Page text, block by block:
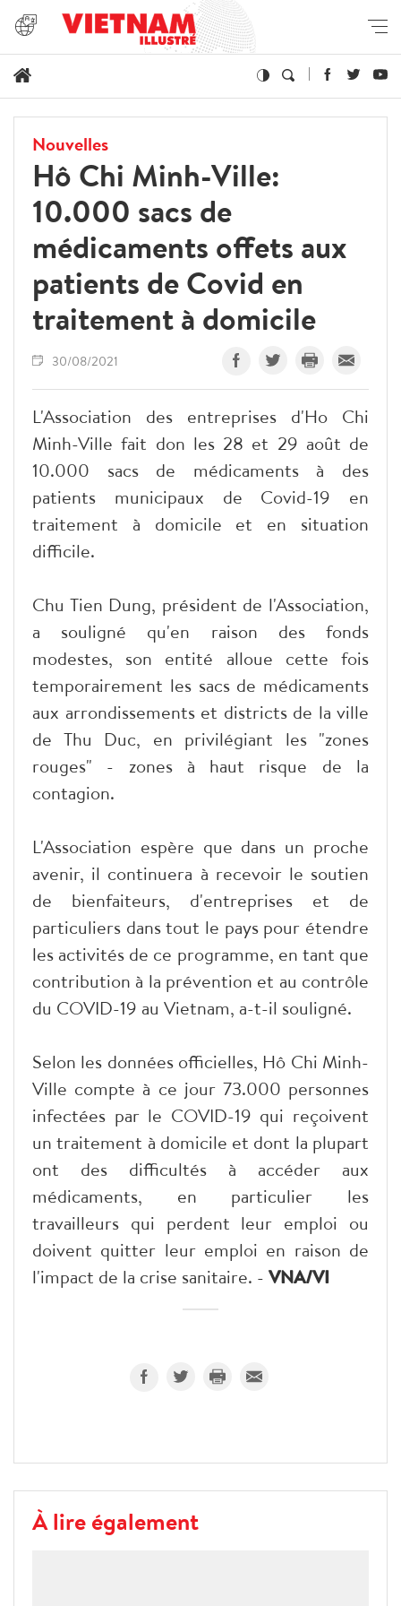
Nouvelles
Hô Chi Minh-Ville:
10.000 sacs de
médicaments offets aux
patients de Covid en
traitement à domicile
30/08/2021
L'Association des entreprises d'Ho Chi
Minh-Ville fait don les 28 et 29 août de
10.000 sacs de médicaments à des
patients municipaux de Covid-19 en
traitement à domicile et en situation
difficile.
Chu Tien Dung, président de l'Association,
a souligné qu'en raison des fonds
modestes, son entité alloue cette fois
temporairement les sacs de médicaments
aux arrondissements et districts de la ville
de Thu Duc, en privilégiant les "zones
rouges" - zones à haut risque de la
contagion.
L'Association espère que dans un proche
avenir, il continuera à recevoir le soutien
de bienfaiteurs, d'entreprises et de
particuliers dans tout le pays pour étendre
les activités de ce programme, en tant que
contribution à la prévention et au contrôle
du COVID-19 au Vietnam, a-t-il souligné.
Selon les données officielles, Hô Chi Minh-
Ville compte à ce jour 73.000 personnes
infectées par le COVID-19 qui reçoivent
un traitement à domicile et dont la plupart
ont des difficultés à accéder aux
médicaments, en particulier les
travailleurs qui perdent leur emploi ou
doivent quitter leur emploi en raison de
l'impact de la crise sanitaire. - VNA/VI
À lire également